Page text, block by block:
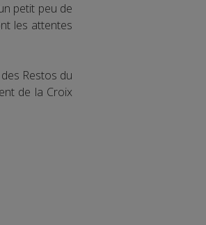
petit peu de
les attentes
Restos du
de la Croix